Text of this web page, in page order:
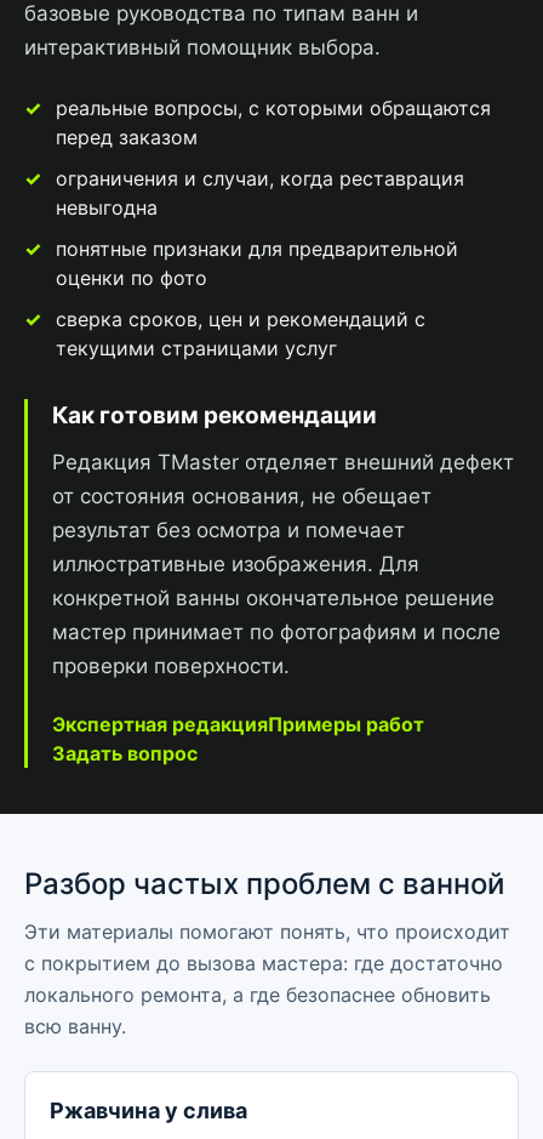
базовые руководства по типам ванн и
интерактивный помощник выбора.
реальные вопросы, с которыми обращаются
перед заказом
ограничения и случаи, когда реставрация
невыгодна
понятные признаки для предварительной
оценки по фото
сверка сроков, цен и рекомендаций с
текущими страницами услуг
Как готовим рекомендации
Редакция TMaster отделяет внешний дефект
от состояния основания, не обещает
результат без осмотра и помечает
иллюстративные изображения. Для
конкретной ванны окончательное решение
мастер принимает по фотографиям и после
проверки поверхности.
Экспертная редакцияПримеры работ
Задать вопрос
Разбор частых проблем с ванной
Эти материалы помогают понять, что происходит
с покрытием до вызова мастера: где достаточно
локального ремонта, а где безопаснее обновить
всю ванну.
Ржавчина у слива